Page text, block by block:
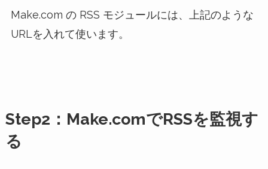
Make.com の RSS モジュールには、上記のような
URLを入れて使います。
Step2：Make.comでRSSを監視す
る